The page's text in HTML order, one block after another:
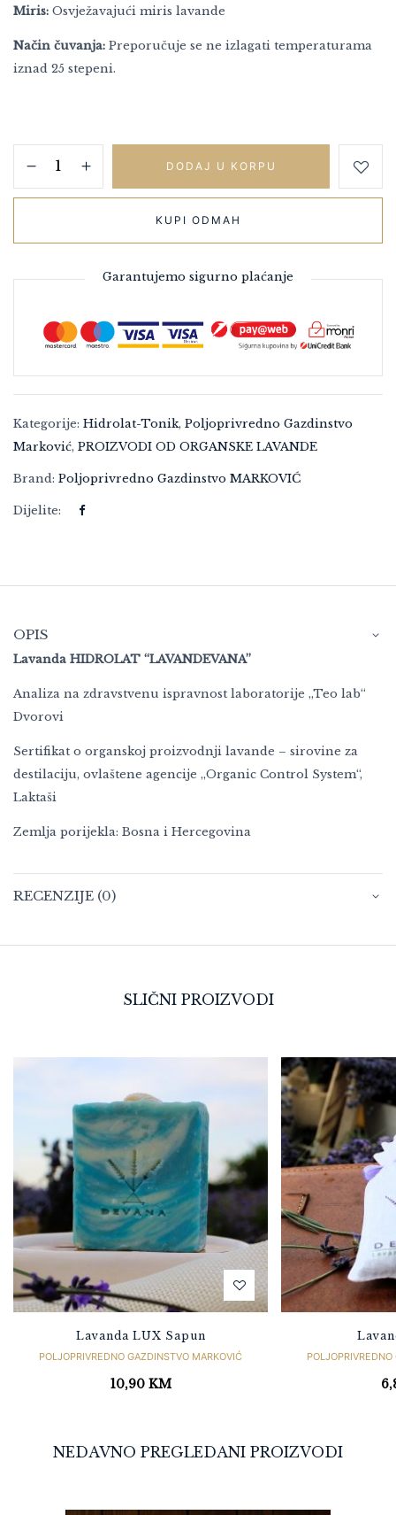
Miris: Osvježavajući miris lavande
Način čuvanja: Preporučuje se ne izlagati temperaturama
iznad 25 stepeni.
DODAJ U KORPU
KUPI ODMAH
Garantujemo sigurno plaćanje
Kategorije: Hidrolat-Tonik, Poljoprivredno Gazdinstvo
Marković, PROIZVODI OD ORGANSKE LAVANDE
Brand: Poljoprivredno Gazdinstvo MARKOVIĆ
Dijelite:
OPIS
Lavanda HIDROLAT “LAVANDEVANA”
Analiza na zdravstvenu ispravnost laboratorije „Teo lab“
Dvorovi
Sertifikat o organskoj proizvodnji lavande – sirovine za
destilaciju, ovlaštene agencije „Organic Control System“,
Laktaši
Zemlja porijekla: Bosna i Hercegovina
RECENZIJE (0)
SLIČNI PROIZVODI
Lavanda LUX Sapun
POLJOPRIVREDNO GAZDINSTVO MARKOVIĆ
10,90 KM
NEDAVNO PREGLEDANI PROIZVODI